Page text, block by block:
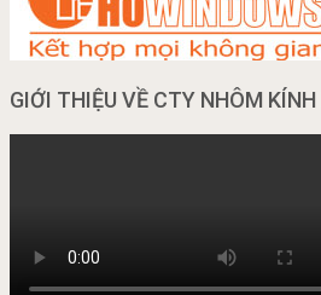
GIỚI THIỆU VỀ CTY NHÔM